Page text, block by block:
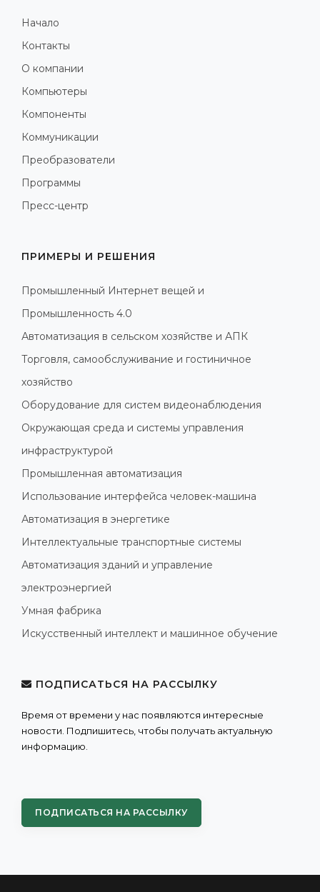
Начало
Контакты
О компании
Компьютеры
Компоненты
Коммуникации
Преобразователи
Программы
Пресс-центр
ПРИМЕРЫ И РЕШЕНИЯ
Промышленный Интернет вещей и
Промышленность 4.0
Автоматизация в сельском хозяйстве и АПК
Торговля, самообслуживание и гостиничное
хозяйство
Оборудование для систем видеонаблюдения
Окружающая среда и системы управления
инфраструктурой
Промышленная автоматизация
Использование интерфейса человек-машина
Автоматизация в энергетике
Интеллектуальные транспортные системы
Автоматизация зданий и управление
электроэнергией
Умная фабрика
Искусственный интеллект и машинное обучение
ПОДПИСАТЬСЯ НА РАССЫЛКУ
Время от времени у нас появляются интересные
новости. Подпишитесь, чтобы получать актуальную
информацию.
ПОДПИСАТЬСЯ НА РАССЫЛКУ